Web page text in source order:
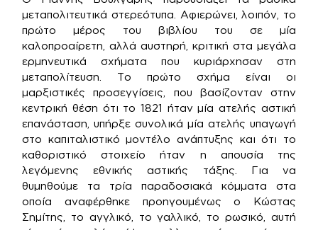
μεταπολιτευτικά στερεότυπα. Αφιερώνει, λοιπόν, το
πρώτο μέρος του βιβλίου του σε μία
καλοπροαίρετη, αλλά αυστηρή, κριτική στα μεγάλα
ερμηνευτικά σχήματα που κυριάρχησαν στη
μεταπολίτευση. Το πρώτο σχήμα είναι οι
μαρξιστικές προσεγγίσεις, που βασίζονταν στην
κεντρική θέση ότι το 1821 ήταν μία ατελής αστική
επανάσταση, υπήρξε συνολικά μία ατελής υπαγωγή
στο καπιταλιστικό μοντέλο ανάπτυξης και ότι το
καθοριστικό στοιχείο ήταν η απουσία της
λεγόμενης εθνικής αστικής τάξης. Για να
θυμηθούμε τα τρία παραδοσιακά κόμματα στα
οποία αναφέρθηκε προηγουμένως ο Κώστας
Σημίτης, το αγγλικό, το γαλλικό, το ρωσικό, αυτή